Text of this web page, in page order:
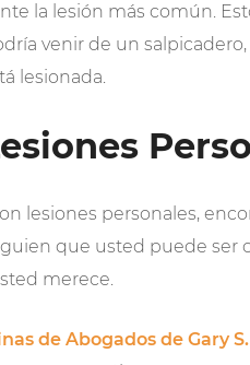
la lesión más común.
venir de un
lesionada.
lesiones personales,
que usted puede ser
merece.
de Abogados de Gary